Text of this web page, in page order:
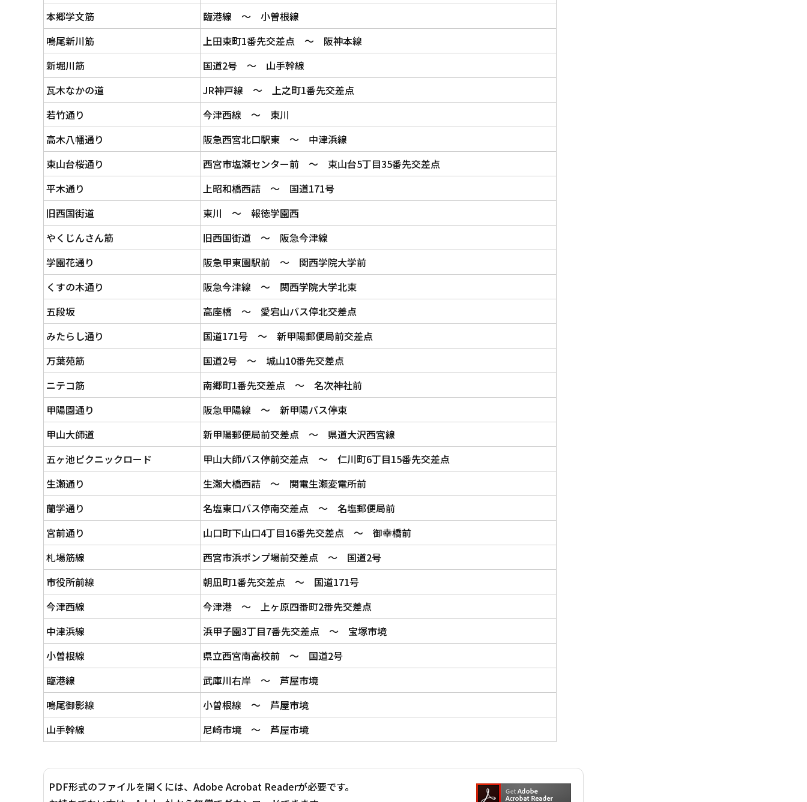
本郷学文筋
臨港線 ～ 小曽根線
鳴尾新川筋
上田東町1番先交差点 ～ 阪神本線
新堀川筋
国道2号 ～ 山手幹線
瓦木なかの道
JR神戸線 ～ 上之町1番先交差点
若竹通り
今津西線 ～ 東川
高木八幡通り
阪急西宮北口駅東 ～ 中津浜線
東山台桜通り
西宮市塩瀬センター前 ～ 東山台5丁目35番先交差点
平木通り
上昭和橋西詰 ～ 国道171号
旧西国街道
東川 ～ 報徳学園西
やくじんさん筋
旧西国街道 ～ 阪急今津線
学園花通り
阪急甲東園駅前 ～ 関西学院大学前
くすの木通り
阪急今津線 ～ 関西学院大学北東
五段坂
高座橋 ～ 愛宕山バス停北交差点
みたらし通り
国道171号 ～ 新甲陽郵便局前交差点
万葉苑筋
国道2号 ～ 城山10番先交差点
ニテコ筋
南郷町1番先交差点 ～ 名次神社前
甲陽園通り
阪急甲陽線 ～ 新甲陽バス停東
甲山大師道
新甲陽郵便局前交差点 ～ 県道大沢西宮線
五ヶ池ピクニックロード
甲山大師バス停前交差点 ～ 仁川町6丁目15番先交差点
生瀬通り
生瀬大橋西詰 ～ 関電生瀬変電所前
蘭学通り
名塩東口バス停南交差点 ～ 名塩郵便局前
宮前通り
山口町下山口4丁目16番先交差点 ～ 御幸橋前
札場筋線
西宮市浜ポンプ場前交差点 ～ 国道2号
市役所前線
朝凪町1番先交差点 ～ 国道171号
今津西線
今津港 ～ 上ヶ原四番町2番先交差点
中津浜線
浜甲子園3丁目7番先交差点 ～ 宝塚市境
小曽根線
県立西宮南高校前 ～ 国道2号
臨港線
武庫川右岸 ～ 芦屋市境
鳴尾御影線
小曽根線 ～ 芦屋市境
山手幹線
尼崎市境 ～ 芦屋市境
PDF形式のファイルを開くには、Adobe Acrobat Readerが必要です。